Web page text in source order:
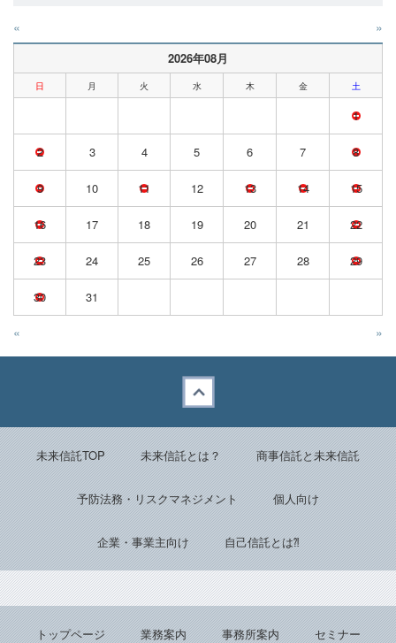
« »
2026年08月
日 月 火 水 木 金 土
1
2 3 4 5 6 7 8
9 10 11 12 13 14 15
16 17 18 19 20 21 22
23 24 25 26 27 28 29
30 31
« »
未来信託TOP 未来信託とは？ 商事信託と未来信託
予防法務・リスクマネジメント 個人向け
企業・事業主向け 自己信託とは⁈
トップページ 業務案内 事務所案内 セミナー
Back to top